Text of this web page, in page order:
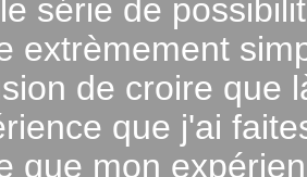
série de
extrèmement
de croire que
que j'ai
que mon